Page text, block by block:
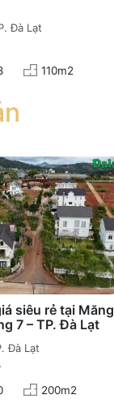
Đà Lạt
110m2
siêu rẻ tại Măng
7 – TP. Đà Lạt
Đà Lạt
200m2